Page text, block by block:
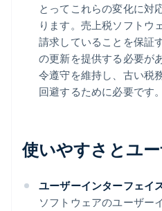
とってこれらの変化に対
ります。売上税ソフトウ
請求していることを保証
の更新を提供する必要が
令遵守を維持し、古い税
回避するために必要です。
使いやすさとユ
ユーザーインターフェイ
ソフトウェアのユーザー